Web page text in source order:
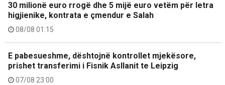
30 milionë euro rrogë dhe 5 mijë euro vetëm për letra
higjienike, kontrata e çmendur e Salah
08/08 01:15
E pabesueshme, dështojnë kontrollet mjekësore,
prishet transferimi i Fisnik Asllanit te Leipzig
07/08 23:00